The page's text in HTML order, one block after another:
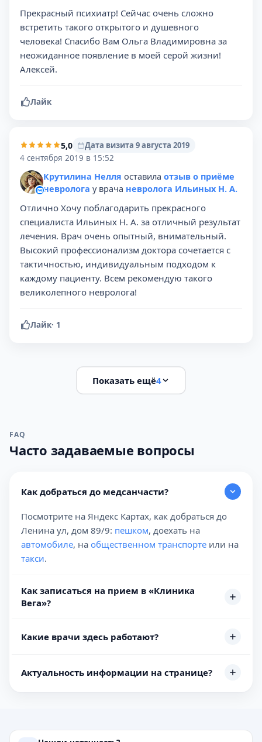
Прекрасный психиатр! Сейчас очень сложно
встретить такого открытого и душевного
человека! Спасибо Вам Ольга Владимировна за
неожиданное появление в моей серой жизни!
Алексей.
Лайк
5,0
Дата визита 9 августа 2019
4 сентября 2019 в 15:52
Крутилина Нелля оставила отзыв о приёме
невролога у врача невролога Ильиных Н. А.
Отлично Хочу поблагодарить прекрасного
специалиста Ильиных Н. А. за отличный результат
лечения. Врач очень опытный, внимательный.
Высокий профессионализм доктора сочетается с
тактичностью, индивидуальным подходом к
каждому пациенту. Всем рекомендую такого
великолепного невролога!
Лайк· 1
Показать ещё4
FAQ
Часто задаваемые вопросы
Как добраться до медсанчасти?
Посмотрите на Яндекс Картах, как добраться до
Ленина ул, дом 89/9: пешком, доехать на
автомобиле, на общественном транспорте или на
такси.
Как записаться на прием в «Клиника
Вега»?
Какие врачи здесь работают?
Актуальность информации на странице?